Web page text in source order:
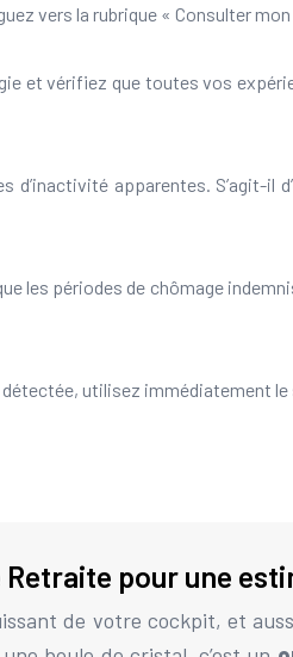
vers la rubrique « Consulter mon
et vérifiez que toutes vos
d’inactivité apparentes. S’agit-il
les périodes de chômage
utilisez immédiatement le
pour une
de votre cockpit, et